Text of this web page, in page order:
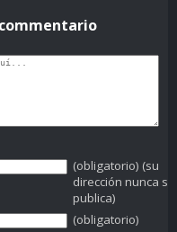
(obligatorio) (su
dirección nunca se
publica)
(obligatorio)